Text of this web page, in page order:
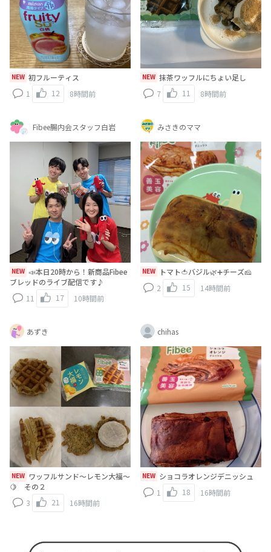
NEW 初フルーティス
1
12 8時間前
NEW 抹茶ワッフルにちょい足し
7
11 8時間前
Fibee腸内会スタッフ白岩
NEW
ブレッドのライブ配信です♪
11
17 10時間前
みさきのママ
NEW
トマト🍅バジル🌿➕チーズ🧀
2
15 14時間前
あずき
NEW
🍋 その２
3
21 16時間前
chihas
NEW ショコラオレンジデニッシュ
1
18 16時間前